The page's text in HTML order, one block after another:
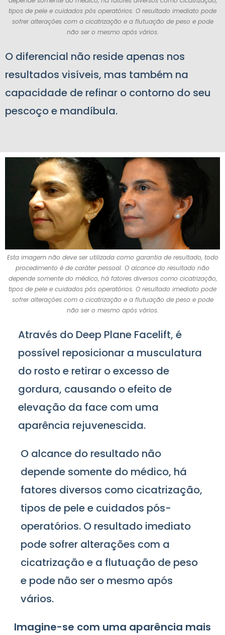
tipos de pele e cuidados pós operatórios. O resultado imediato pode
sofrer alterações com a cicatrização e a flutuação de peso e pode
não ser o mesmo após vários.
O diferencial não reside apenas nos
resultados visíveis, mas também na
capacidade de refinar o contorno do seu
pescoço e mandíbula.
Esta imagem não deve ser utilizada como garantia de resultado, todo
procedimento é de caráter pessoal. O alcance do resultado não
depende somente do médico, há fatores diversos como cicatrização,
tipos de pele e cuidados pós operatórios. O resultado imediato pode
sofrer alterações com a cicatrização e a flutuação de peso e pode
não ser o mesmo após vários.
Através do Deep Plane Facelift, é
possível reposicionar a musculatura
do rosto e retirar o excesso de
gordura, causando o efeito de
elevação da face com uma
aparência rejuvenescida.
O alcance do resultado não
depende somente do médico, há
fatores diversos como cicatrização,
tipos de pele e cuidados pós-
operatórios. O resultado imediato
pode sofrer alterações com a
cicatrização e a flutuação de peso
e pode não ser o mesmo após
vários.
Imagine-se com uma aparência mais